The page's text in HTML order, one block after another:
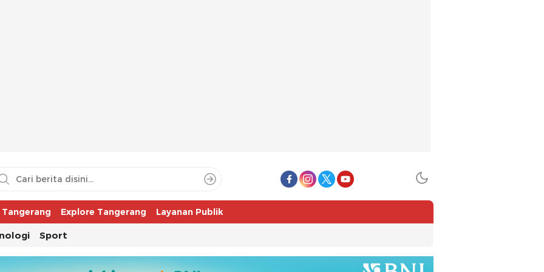
Explore Tangerang Layanan Publik
Sport